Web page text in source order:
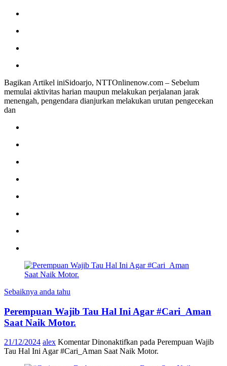
Bagikan Artikel iniSidoarjo, NTTOnlinenow.com – Sebelum
memulai aktivitas harian maupun melakukan perjalanan jarak
menengah, pengendara dianjurkan melakukan urutan pengecekan
dan
Sebaiknya anda tahu
Perempuan Wajib Tau Hal Ini Agar #Cari_Aman
Saat Naik Motor.
21/12/2024 alex Komentar Dinonaktifkan pada Perempuan Wajib
Tau Hal Ini Agar #Cari_Aman Saat Naik Motor.